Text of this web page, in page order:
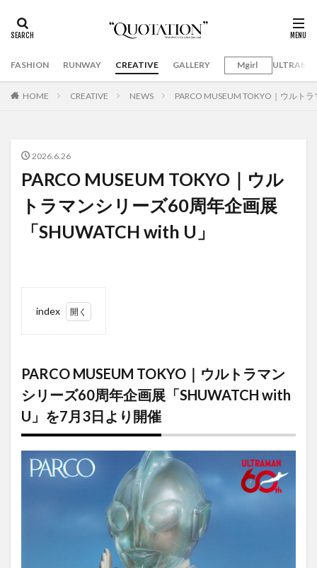
FASHION RUNWAY CREATIVE GALLERY Mgirl
HOME CREATIVE NEWS PARCO MUSEUM TOKYO｜ウルト
2026.6.26
PARCO MUSEUM TOKYO｜ウル
トラマンシリーズ60周年企画展
「SHUWATCH with U」
index
1
PARCO
トラマンシリ
ーズ60周年企
画展
「SHUWATCH
with U」を7月
3日より開催
PARCO MUSEUM TOKYO｜ウルトラマン
シリーズ60周年企画展「SHUWATCH with
U」を7月3日より開催